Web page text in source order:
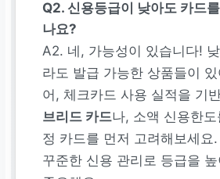
Q2. 신용등급이 낮아도 카드
나요?
A2. 네, 가능성이 있습니다!
라도 발급 가능한 상품들이
어, 체크카드 사용 실적을 기
브리드 카드나, 소액 신용한
정 카드를 먼저 고려해보세요
꾸준한 신용 관리로 등급을